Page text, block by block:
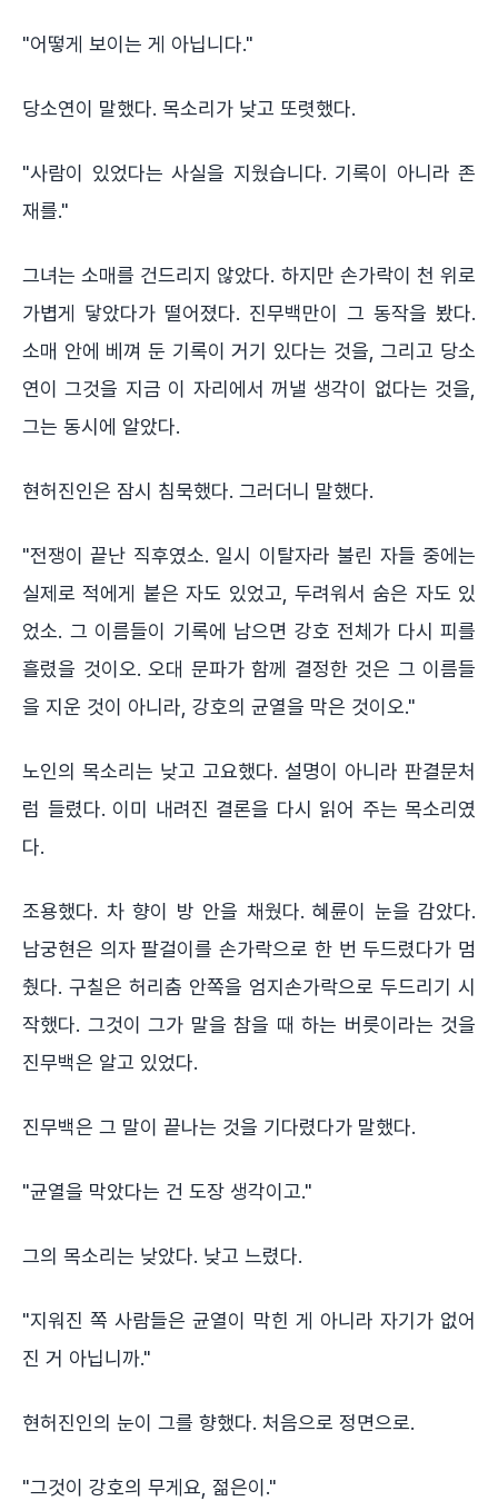
"어떻게 보이는 게 아닙니다."
당소연이 말했다. 목소리가 낮고 또렷했다.
"사람이 있었다는 사실을 지웠습니다. 기록이 아니라 존
재를."
그녀는 소매를 건드리지 않았다. 하지만 손가락이 천 위로
가볍게 닿았다가 떨어졌다. 진무백만이 그 동작을 봤다.
소매 안에 베껴 둔 기록이 거기 있다는 것을, 그리고 당소
연이 그것을 지금 이 자리에서 꺼낼 생각이 없다는 것을,
그는 동시에 알았다.
현허진인은 잠시 침묵했다. 그러더니 말했다.
"전쟁이 끝난 직후였소. 일시 이탈자라 불린 자들 중에는
실제로 적에게 붙은 자도 있었고, 두려워서 숨은 자도 있
었소. 그 이름들이 기록에 남으면 강호 전체가 다시 피를
흘렸을 것이오. 오대 문파가 함께 결정한 것은 그 이름들
을 지운 것이 아니라, 강호의 균열을 막은 것이오."
노인의 목소리는 낮고 고요했다. 설명이 아니라 판결문처
럼 들렸다. 이미 내려진 결론을 다시 읽어 주는 목소리였
다.
조용했다. 차 향이 방 안을 채웠다. 혜륜이 눈을 감았다.
남궁현은 의자 팔걸이를 손가락으로 한 번 두드렸다가 멈
췄다. 구칠은 허리춤 안쪽을 엄지손가락으로 두드리기 시
작했다. 그것이 그가 말을 참을 때 하는 버릇이라는 것을
진무백은 알고 있었다.
진무백은 그 말이 끝나는 것을 기다렸다가 말했다.
"균열을 막았다는 건 도장 생각이고."
그의 목소리는 낮았다. 낮고 느렸다.
"지워진 쪽 사람들은 균열이 막힌 게 아니라 자기가 없어
진 거 아닙니까."
현허진인의 눈이 그를 향했다. 처음으로 정면으로.
"그것이 강호의 무게요, 젊은이."